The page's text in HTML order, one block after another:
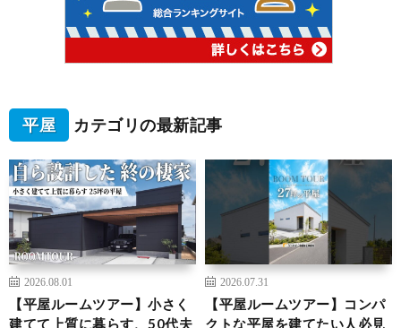
平屋 カテゴリの最新記事
2026.08.01
【平屋ルームツアー】小さく
建てて上質に暮らす、50代夫
2026.07.31
【平屋ルームツアー】コンパ
クトな平屋を建てたい人必見